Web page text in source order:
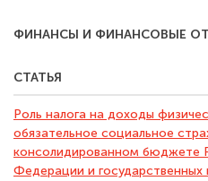
ФИНАНСЫ И ФИНАНСОВЫЕ
СТАТЬЯ
Роль налога на доходы
обязательное социальное
консолидированном бюджете
Федерации и